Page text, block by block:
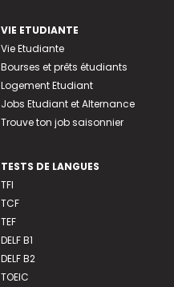
VIE ETUDIANTE
Vie Etudiante
Bourses et prêts étudiants
Logement Etudiant
Jobs Etudiant et Alternance
Trouve ton job saisonnier
TESTS DE LANGUES
TFI
TCF
TEF
DELF B1
DELF B2
TOEIC